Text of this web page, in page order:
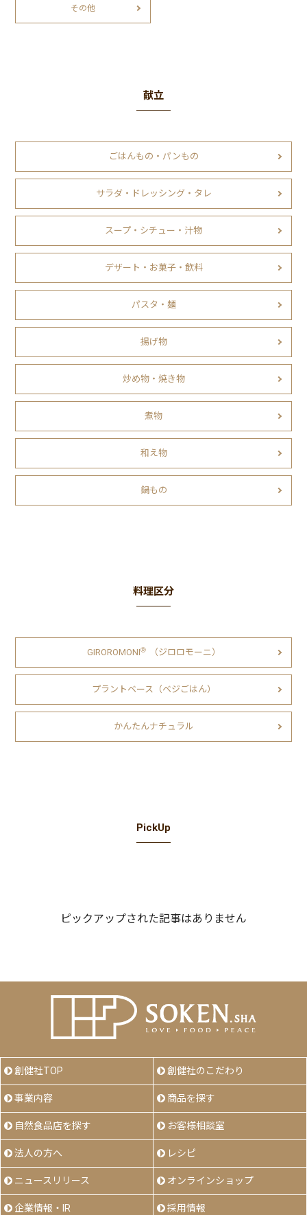
その他
献立
ごはんもの・パンもの
サラダ・ドレッシング・タレ
スープ・シチュー・汁物
デザート・お菓子・飲料
パスタ・麺
揚げ物
炒め物・焼き物
煮物
和え物
鍋もの
料理区分
GIROROMONIⓇ （ジロロモーニ）
プラントベース（ベジごはん）
かんたんナチュラル
PickUp
ピックアップされた記事はありません
創健社TOP 創健社のこだわり
事業内容 商品を探す
自然食品店を探す お客様相談室
法人の方へ レシピ
ニュースリリース オンラインショップ
企業情報・IR 採用情報